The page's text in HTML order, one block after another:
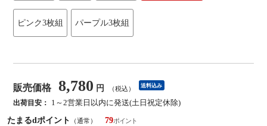
ピンク3枚組 パープル3枚組
販売価格 8,780 円 （税込） 送料込み
出荷目安：
1～2営業日以内に発送(土日祝定休除)
たまるdポイント
（通常）
79